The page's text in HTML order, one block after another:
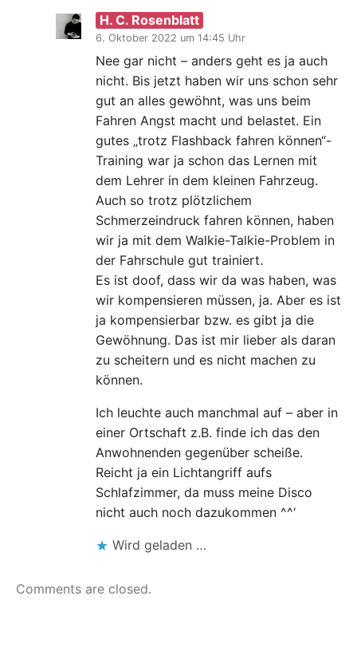
H. C. Rosenblatt
6. Oktober 2022 um 14:45 Uhr
Nee gar nicht – anders geht es ja auch
nicht. Bis jetzt haben wir uns schon sehr
gut an alles gewöhnt, was uns beim
Fahren Angst macht und belastet. Ein
gutes „trotz Flashback fahren können“-
Training war ja schon das Lernen mit
dem Lehrer in dem kleinen Fahrzeug.
Auch so trotz plötzlichem
Schmerzeindruck fahren können, haben
wir ja mit dem Walkie-Talkie-Problem in
der Fahrschule gut trainiert.
Es ist doof, dass wir da was haben, was
wir kompensieren müssen, ja. Aber es ist
ja kompensierbar bzw. es gibt ja die
Gewöhnung. Das ist mir lieber als daran
zu scheitern und es nicht machen zu
können.
Ich leuchte auch manchmal auf – aber in
einer Ortschaft z.B. finde ich das den
Anwohnenden gegenüber scheiße.
Reicht ja ein Lichtangriff aufs
Schlafzimmer, da muss meine Disco
nicht auch noch dazukommen ^^‘
Wird geladen …
Comments are closed.